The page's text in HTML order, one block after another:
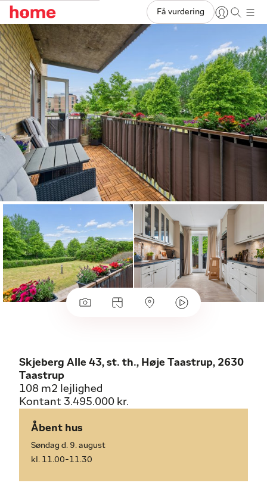
Få vurdering
Skjeberg Alle 43, st. th., Høje Taastrup, 2630
Taastrup
108 m2 lejlighed
Kontant 3.495.000 kr.
Åbent hus
Søndag d. 9. august
kl. 11.00-11.30